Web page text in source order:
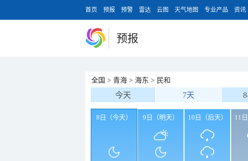
首页 预报 预警 雷达 云图 天气地图 专业产品 资讯
预报
全国 > 青海 > 海东 > 民和
今天 7天
8日（今天） 9日（明天） 10日（后天） 11